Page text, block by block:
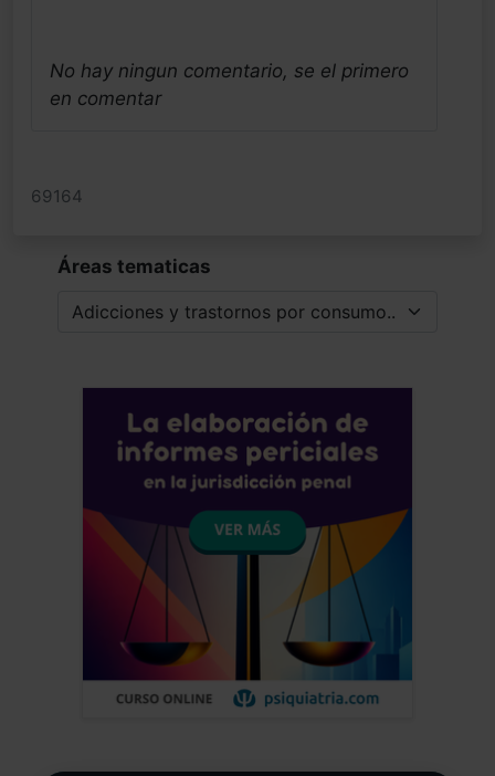
No hay ningun comentario, se el primero
en comentar
69164
Áreas tematicas